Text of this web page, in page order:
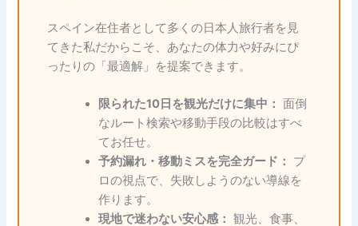
スペイン在住者として多くの日本人旅行者を見
てきた私だからこそ、あなたの体力や好みにぴ
ったりの「最適解」を提案できます。
限られた10日を観光だけに集中： 面倒
なルート検索や移動手段の比較はすべ
てお任せ。
予約漏れ・移動ミスを完全ガード：
プ
ロの視点で、失敗しようのない導線を
作ります。
現地で迷わない安心感： 観光、食事、